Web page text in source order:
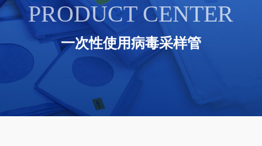
PRODUCT CENTER
一次性使用病毒采样管